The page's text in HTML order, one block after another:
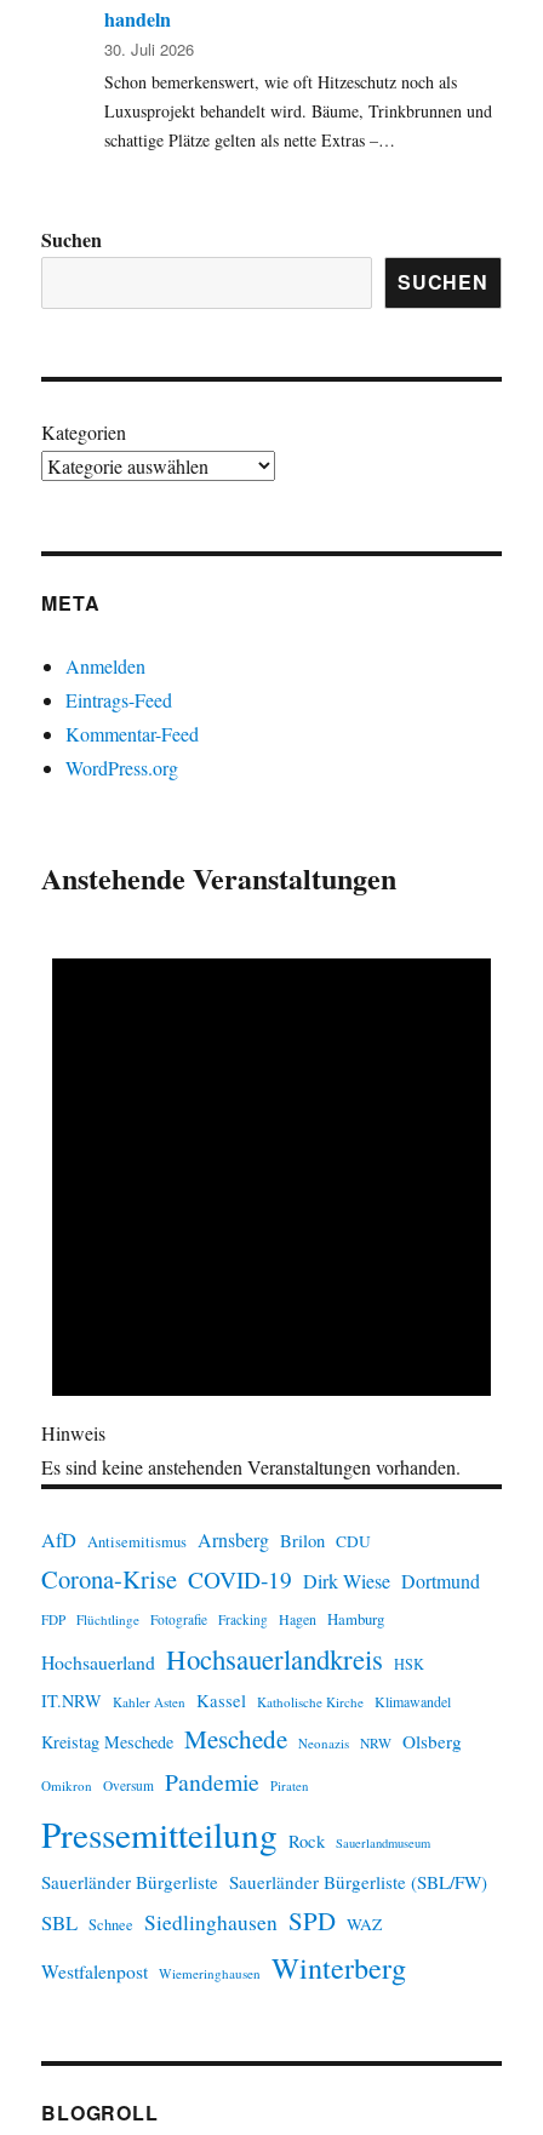
handeln
30. Juli 2026
Schon bemerkenswert, wie oft Hitzeschutz noch als
Luxusprojekt behandelt wird. Bäume, Trinkbrunnen und
schattige Plätze gelten als nette Extras –…
Suchen
SUCHEN
Kategorien
META
Anmelden
Eintrags-Feed
Kommentar-Feed
WordPress.org
Anstehende Veranstaltungen
Hinweis
Es sind keine anstehenden Veranstaltungen vorhanden.
AfD Antisemitismus Arnsberg Brilon CDU
Corona-Krise COVID-19 Dirk Wiese Dortmund
FDP Flüchtlinge Fotografie Fracking Hagen Hamburg
Hochsauerland Hochsauerlandkreis HSK
IT.NRW Kahler Asten Kassel Katholische Kirche Klimawandel
Kreistag Meschede Meschede Neonazis NRW Olsberg
Omikron Oversum Pandemie Piraten
Pressemitteilung Rock Sauerlandmuseum
Sauerländer Bürgerliste Sauerländer Bürgerliste (SBL/FW)
SBL Schnee Siedlinghausen SPD WAZ
Westfalenpost Wiemeringhausen Winterberg
BLOGROLL